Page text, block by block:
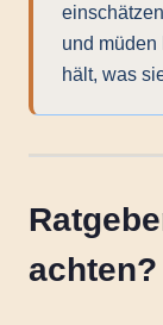
und
hält, was
achten?